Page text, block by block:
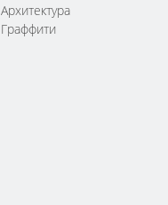
Архитектура
Граффити